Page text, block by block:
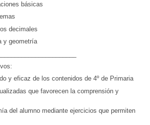
básicas
decimales
y geometría
y eficaz de los contenidos de 4º de Primaria
que favorecen la comprensión y
del alumno mediante ejercicios que permiten